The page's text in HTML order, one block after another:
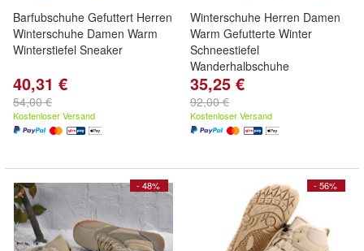
Barfubschuhe Gefuttert Herren
Winterschuhe Damen Warm
Winterstiefel Sneaker
40,31 €
54,00 €
Kostenloser Versand
Winterschuhe Herren Damen
Warm Gefutterte Winter
Schneestiefel
Wanderhalbschuhe
35,25 €
92,00 €
Kostenloser Versand
- 48% - 56%